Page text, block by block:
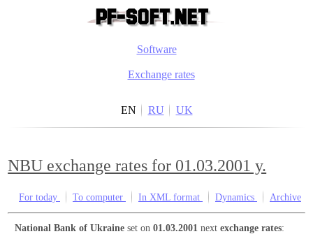
Software
Exchange rates
EN RU UK
NBU exchange rates for 01.03.2001 y.
For today To computer In XML format Dynamics Archive
National Bank of Ukraine set on01.03.2001 nextexchange rates: